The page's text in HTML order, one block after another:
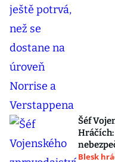
Šéf
Hráčích:
Blesk